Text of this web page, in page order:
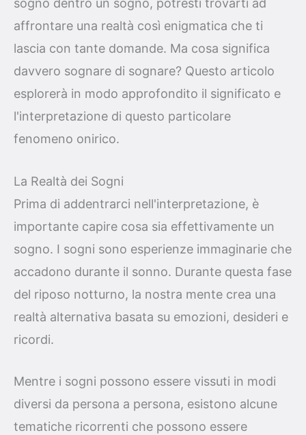
sogno dentro un sogno, potresti trovarti ad
affrontare una realtà così enigmatica che ti
lascia con tante domande. Ma cosa significa
davvero sognare di sognare? Questo articolo
esplorerà in modo approfondito il significato e
l'interpretazione di questo particolare
fenomeno onirico.
La Realtà dei Sogni
Prima di addentrarci nell'interpretazione, è
importante capire cosa sia effettivamente un
sogno. I sogni sono esperienze immaginarie che
accadono durante il sonno. Durante questa fase
del riposo notturno, la nostra mente crea una
realtà alternativa basata su emozioni, desideri e
ricordi.
Mentre i sogni possono essere vissuti in modi
diversi da persona a persona, esistono alcune
tematiche ricorrenti che possono essere